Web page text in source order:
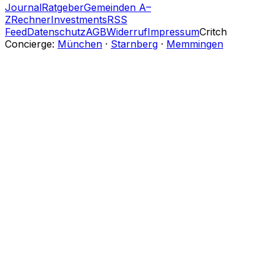
JournalRatgeberGemeinden A–
ZRechnerInvestmentsRSS
FeedDatenschutzAGBWiderrufImpressumCritch
Concierge: München · Starnberg · Memmingen